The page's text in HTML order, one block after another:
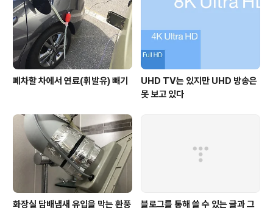
폐차할 차에서 연료(휘발유) 빼기
UHD TV는 있지만 UHD 방송은
못 보고 있다
화장실 담배냄새 유입을 막는 환풍
블로그를 통해 쓸 수 있는 글과 그